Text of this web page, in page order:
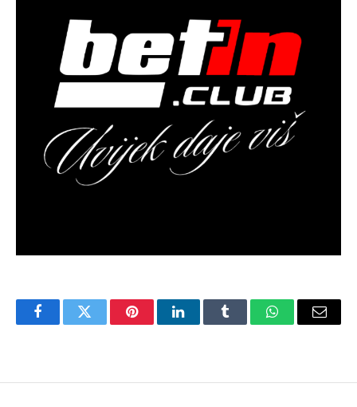
FacebookTwitter PinterestLinkedInTumblr WhatsAppEmail